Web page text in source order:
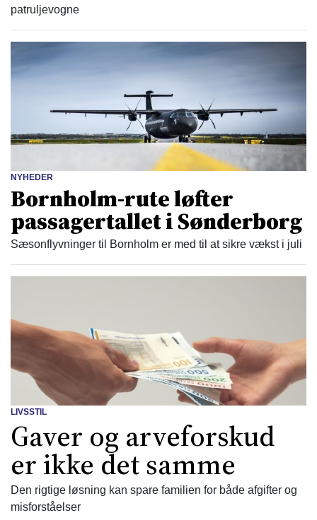
patruljevogne
NYHEDER
Bornholm-rute løfter
passagertallet i Sønderborg
Sæsonflyvninger til Bornholm er med til at sikre vækst i juli
LIVSSTIL
Gaver og arveforskud
er ikke det samme
Den rigtige løsning kan spare familien for både afgifter og
misforståelser